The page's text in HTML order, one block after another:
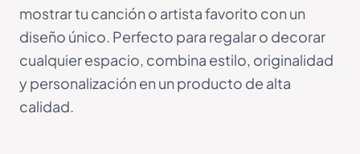
mostrar tu canción o artista favorito con un
diseño único. Perfecto para regalar o decorar
cualquier espacio, combina estilo, originalidad
y personalización en un producto de alta
calidad.